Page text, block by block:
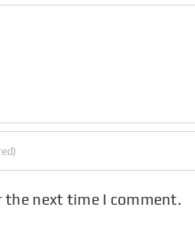
the next time I comment.